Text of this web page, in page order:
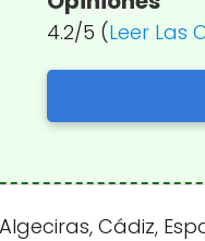
4.2/5 (Leer Las
Cádiz,